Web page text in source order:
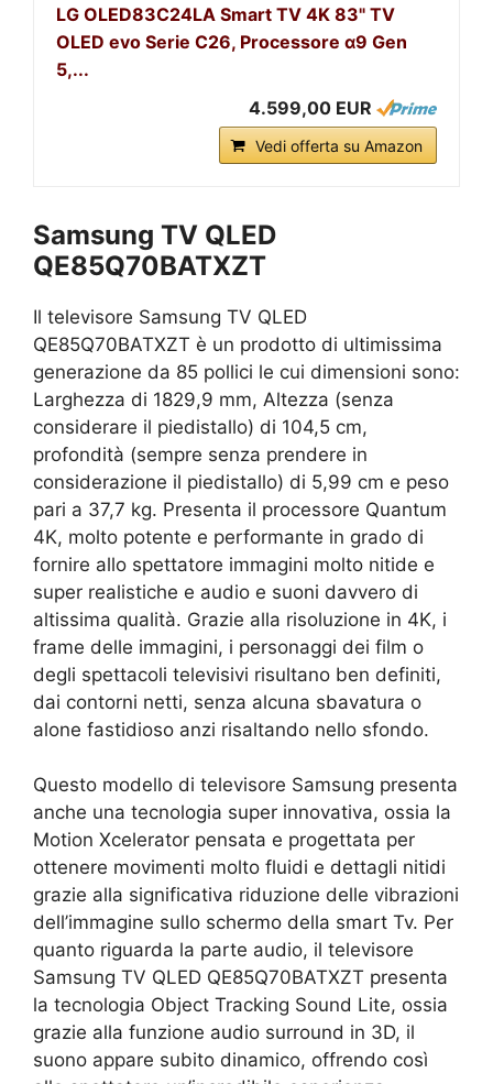
LG OLED83C24LA Smart TV 4K 83" TV
OLED evo Serie C26, Processore α9 Gen
5,...
4.599,00 EUR
Vedi offerta su Amazon
Samsung TV QLED
QE85Q70BATXZT
Il televisore Samsung TV QLED
QE85Q70BATXZT è un prodotto di ultimissima
generazione da 85 pollici le cui dimensioni sono:
Larghezza di 1829,9 mm, Altezza (senza
considerare il piedistallo) di 104,5 cm,
profondità (sempre senza prendere in
considerazione il piedistallo) di 5,99 cm e peso
pari a 37,7 kg. Presenta il processore Quantum
4K, molto potente e performante in grado di
fornire allo spettatore immagini molto nitide e
super realistiche e audio e suoni davvero di
altissima qualità. Grazie alla risoluzione in 4K, i
frame delle immagini, i personaggi dei film o
degli spettacoli televisivi risultano ben definiti,
dai contorni netti, senza alcuna sbavatura o
alone fastidioso anzi risaltando nello sfondo.
Questo modello di televisore Samsung presenta
anche una tecnologia super innovativa, ossia la
Motion Xcelerator pensata e progettata per
ottenere movimenti molto fluidi e dettagli nitidi
grazie alla significativa riduzione delle vibrazioni
dell’immagine sullo schermo della smart Tv. Per
quanto riguarda la parte audio, il televisore
Samsung TV QLED QE85Q70BATXZT presenta
la tecnologia Object Tracking Sound Lite, ossia
grazie alla funzione audio surround in 3D, il
suono appare subito dinamico, offrendo così